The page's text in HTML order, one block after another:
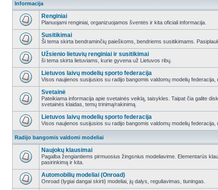
Informacija
Renginiai
Planuojami renginiai, organizuojamos šventės ir kita oficiali informacija.
Susitikimai
Ši tema skirta bendraminčių paieškoms, bendriems susitikimams.
Užsienio lietuvių renginiai ir susitikimai
ši tema skirta lietuviams, kurie gyvena už Lietuvos ribų.
Lietuvos laivų modelių sporto federacija
Visos naujienos susijusios su radijo bangomis valdomų modelių
Svetainė
Pateikiama informacija apie svetainės veiklą, taisykles. Taipat čia galite
svetainės klaidas, temų trinimą/rakinimą.
Lietuvos laivų modelių sporto federacija
Visos naujienos susijusios su radijo bangomis valdomų modelių
Radijo bangomis valdomi modeliai
Naujokų klausimai
Pagalba žengiantiems pirmuosius žingsnius modeliavime. Elementarūs
pasirinkimą ir kita.
Automobilių modeliai (Onroad)
Onroad (lygiai dangai skirti) modeliai, jų dalys, reguliavimas, tiuningas.